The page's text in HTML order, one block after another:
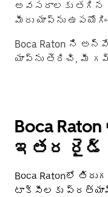
అవసరాలకు తగిన
మీరు యాప్‌ను
Boca Raton ని
యాప్‌ను తెరిచి, మీ
Boca
ఇతర రైడ్
Boca Ratonలో
టాక్సీలకు